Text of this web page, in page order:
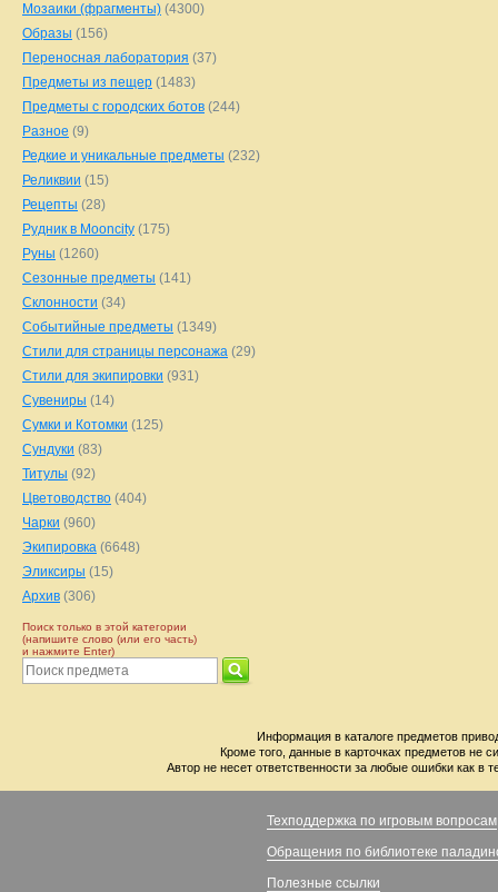
Мозаики (фрагменты) (4300)
Образы (156)
Переносная лаборатория (37)
Предметы из пещер (1483)
Предметы с городских ботов (244)
Разное (9)
Редкие и уникальные предметы (232)
Реликвии (15)
Рецепты (28)
Рудник в Mooncity (175)
Руны (1260)
Сезонные предметы (141)
Склонности (34)
Событийные предметы (1349)
Стили для страницы персонажа (29)
Стили для экипировки (931)
Сувениры (14)
Сумки и Котомки (125)
Сундуки (83)
Титулы (92)
Цветоводство (404)
Чарки (960)
Экипировка (6648)
Эликсиры (15)
Архив (306)
Поиск только в этой категории
(напишите слово (или его часть)
и нажмите Enter)
Информация в каталоге предметов
Кроме того, данные в карточках предметов не
Автор не несет ответственности за любые ошибки как в
Техподдержка по игровым вопросам
Обращения по библиотеке
Полезные ссылки